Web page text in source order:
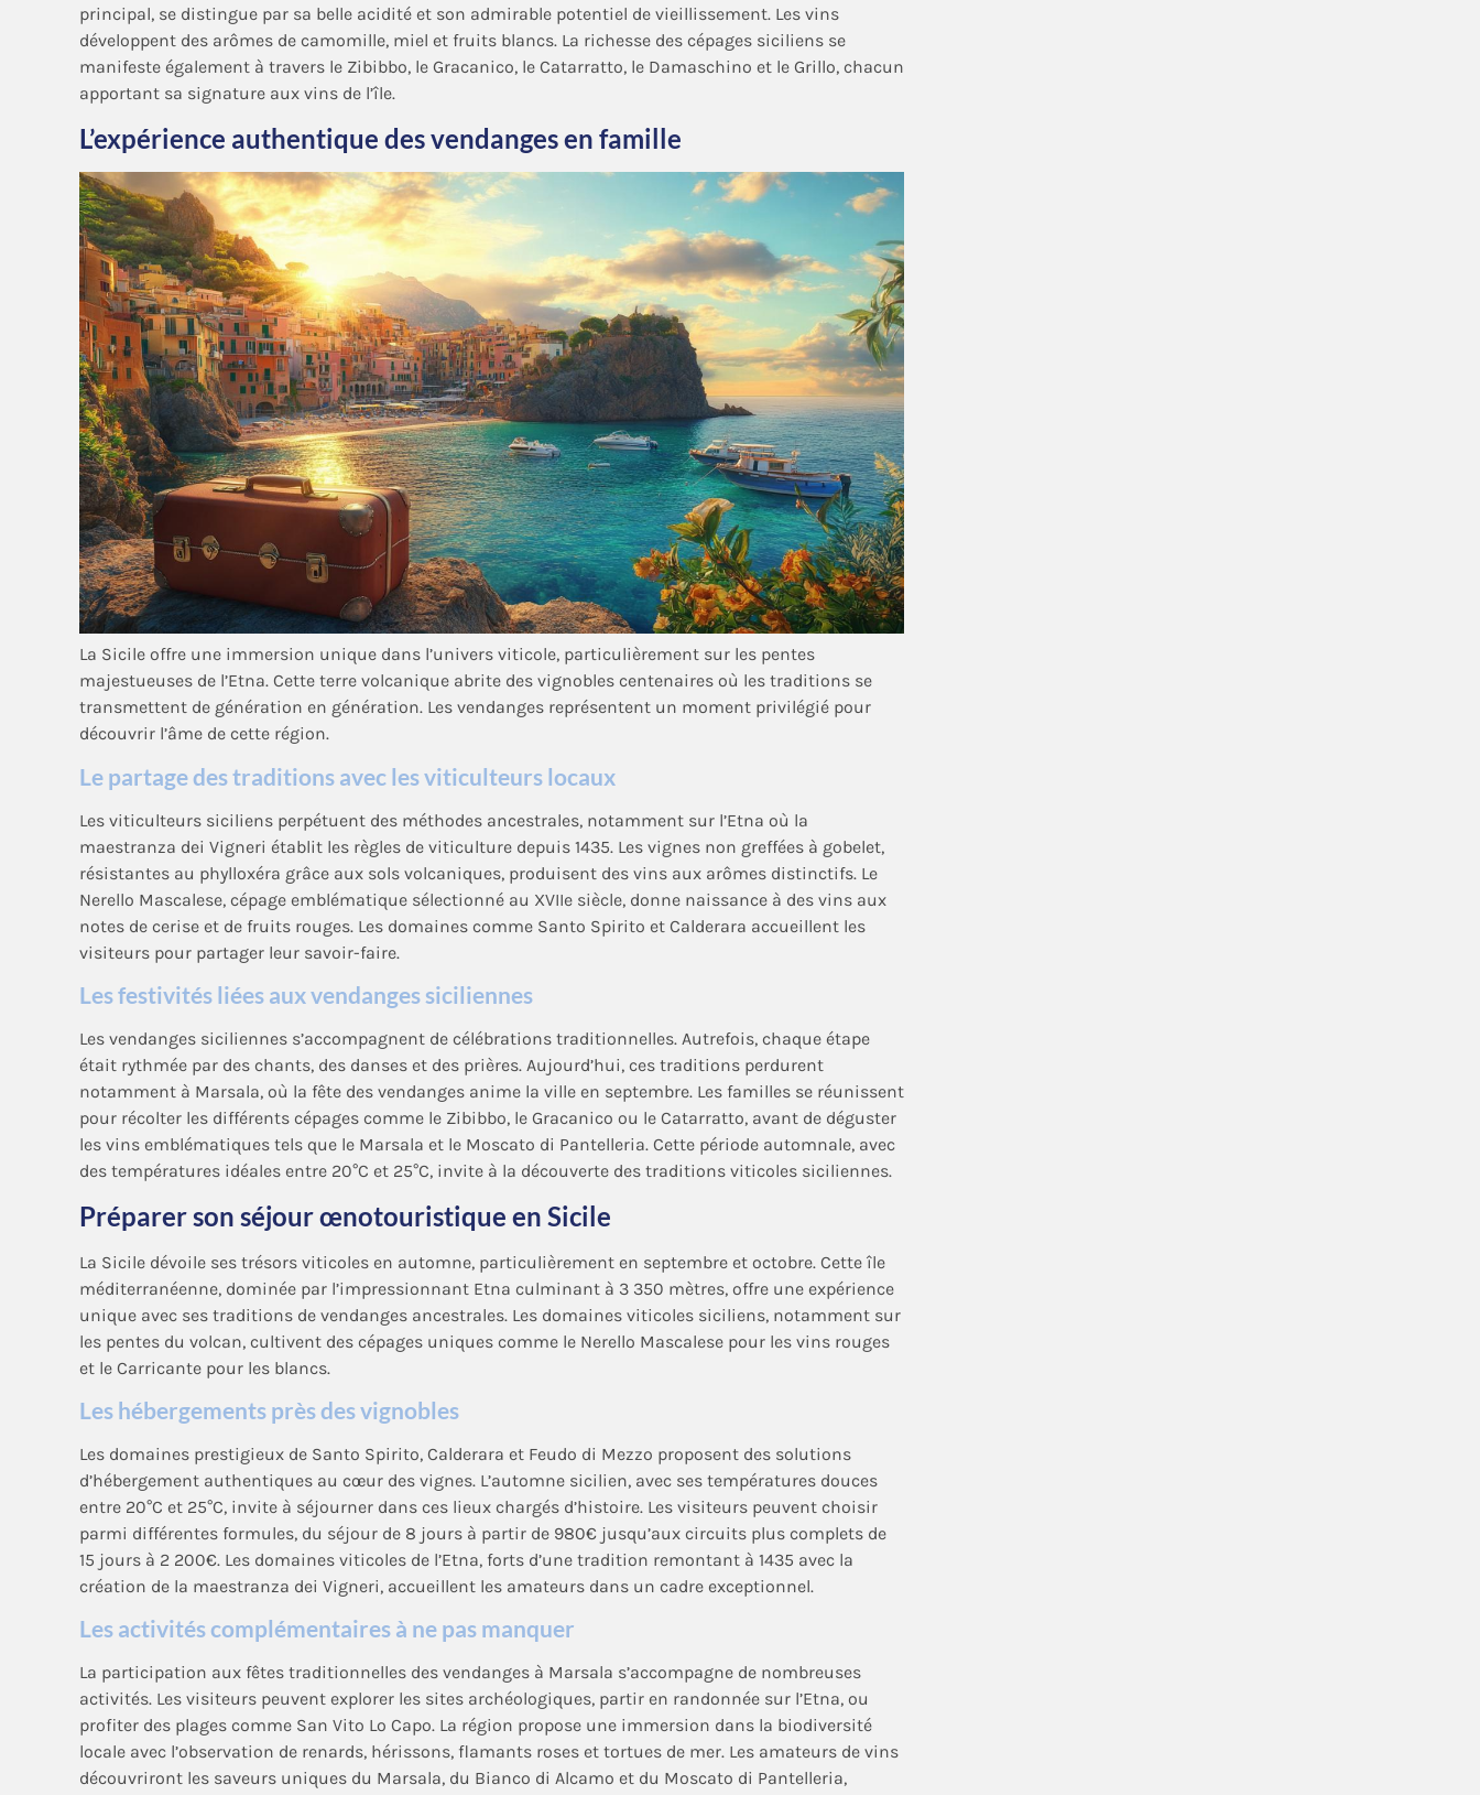
principal, se distingue par sa belle acidité et son admirable potentiel de vieillissement. Les vins
développent des arômes de camomille, miel et fruits blancs. La richesse des cépages siciliens se
manifeste également à travers le Zibibbo, le Gracanico, le Catarratto, le Damaschino et le Grillo, chacun
apportant sa signature aux vins de l’île.
L’expérience authentique des vendanges en famille
La Sicile offre une immersion unique dans l’univers viticole, particulièrement sur les pentes
majestueuses de l’Etna. Cette terre volcanique abrite des vignobles centenaires où les traditions se
transmettent de génération en génération. Les vendanges représentent un moment privilégié pour
découvrir l’âme de cette région.
Le partage des traditions avec les viticulteurs locaux
Les viticulteurs siciliens perpétuent des méthodes ancestrales, notamment sur l’Etna où la
maestranza dei Vigneri établit les règles de viticulture depuis 1435. Les vignes non greffées à gobelet,
résistantes au phylloxéra grâce aux sols volcaniques, produisent des vins aux arômes distinctifs. Le
Nerello Mascalese, cépage emblématique sélectionné au XVIIe siècle, donne naissance à des vins aux
notes de cerise et de fruits rouges. Les domaines comme Santo Spirito et Calderara accueillent les
visiteurs pour partager leur savoir-faire.
Les festivités liées aux vendanges siciliennes
Les vendanges siciliennes s’accompagnent de célébrations traditionnelles. Autrefois, chaque étape
était rythmée par des chants, des danses et des prières. Aujourd’hui, ces traditions perdurent
notamment à Marsala, où la fête des vendanges anime la ville en septembre. Les familles se réunissent
pour récolter les différents cépages comme le Zibibbo, le Gracanico ou le Catarratto, avant de déguster
les vins emblématiques tels que le Marsala et le Moscato di Pantelleria. Cette période automnale, avec
des températures idéales entre 20°C et 25°C, invite à la découverte des traditions viticoles siciliennes.
Préparer son séjour œnotouristique en Sicile
La Sicile dévoile ses trésors viticoles en automne, particulièrement en septembre et octobre. Cette île
méditerranéenne, dominée par l’impressionnant Etna culminant à 3 350 mètres, offre une expérience
unique avec ses traditions de vendanges ancestrales. Les domaines viticoles siciliens, notamment sur
les pentes du volcan, cultivent des cépages uniques comme le Nerello Mascalese pour les vins rouges
et le Carricante pour les blancs.
Les hébergements près des vignobles
Les domaines prestigieux de Santo Spirito, Calderara et Feudo di Mezzo proposent des solutions
d’hébergement authentiques au cœur des vignes. L’automne sicilien, avec ses températures douces
entre 20°C et 25°C, invite à séjourner dans ces lieux chargés d’histoire. Les visiteurs peuvent choisir
parmi différentes formules, du séjour de 8 jours à partir de 980€ jusqu’aux circuits plus complets de
15 jours à 2 200€. Les domaines viticoles de l’Etna, forts d’une tradition remontant à 1435 avec la
création de la maestranza dei Vigneri, accueillent les amateurs dans un cadre exceptionnel.
Les activités complémentaires à ne pas manquer
La participation aux fêtes traditionnelles des vendanges à Marsala s’accompagne de nombreuses
activités. Les visiteurs peuvent explorer les sites archéologiques, partir en randonnée sur l’Etna, ou
profiter des plages comme San Vito Lo Capo. La région propose une immersion dans la biodiversité
locale avec l’observation de renards, hérissons, flamants roses et tortues de mer. Les amateurs de vins
découvriront les saveurs uniques du Marsala, du Bianco di Alcamo et du Moscato di Pantelleria,